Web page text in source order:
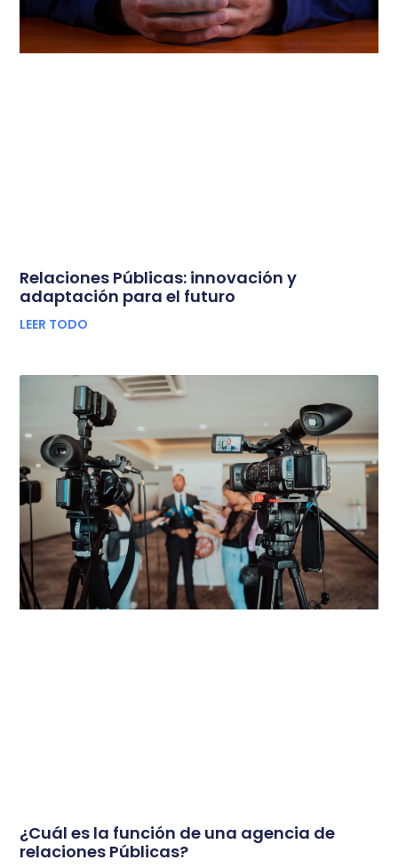
Relaciones Públicas: innovación y
adaptación para el futuro
LEER TODO
¿Cuál es la función de una agencia de
relaciones Públicas?